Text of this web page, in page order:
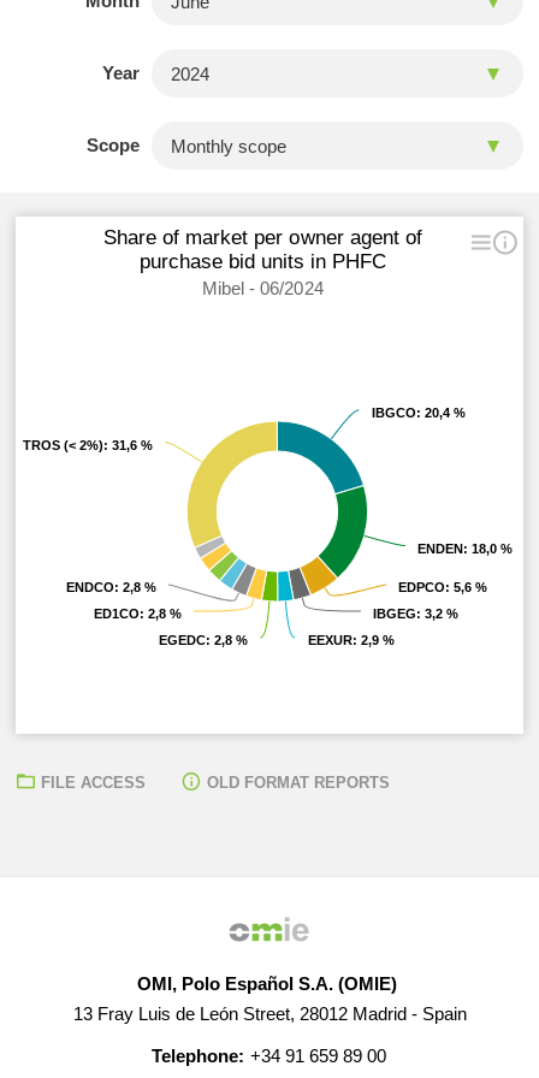
Year
Scope
Share of market per owner agent of
purchase bid units in PHFC
Mibel - 06/2024
IBGCO: 20,4 %
IBGCO: 20,4 %
ENDEN: 18,0 %
ENDEN: 18,0 %
EDPCO: 5,6 %
EDPCO: 5,6 %
IBGEG: 3,2 %
IBGEG: 3,2 %
EEXUR: 2,9 %
EEXUR: 2,9 %
EGEDC: 2,8 %
EGEDC: 2,8 %
ED1CO: 2,8 %
ED1CO: 2,8 %
ENDCO: 2,8 %
ENDCO: 2,8 %
OTROS (< 2%): 31,6 %
OTROS (< 2%): 31,6 %
FILE ACCESS OLD FORMAT REPORTS
OMI, Polo Español S.A. (OMIE)
13 Fray Luis de León Street, 28012 Madrid - Spain
Telephone: +34 91 659 89 00